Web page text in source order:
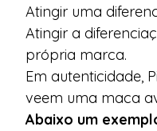
Atingir uma
Atingir a
própria marca.
Em autenticidade,
veem uma maca
Abaixo um